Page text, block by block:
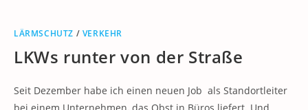
LÄRMSCHUTZ / VERKEHR
LKWs runter von der Straße
Seit Dezember habe ich einen neuen Job als Standortleiter